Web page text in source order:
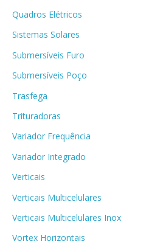
Quadros Elétricos
Sistemas Solares
Submersíveis Furo
Submersíveis Poço
Trasfega
Trituradoras
Variador Frequência
Variador Integrado
Verticais
Verticais Multicelulares
Verticais Multicelulares Inox
Vortex Horizontais